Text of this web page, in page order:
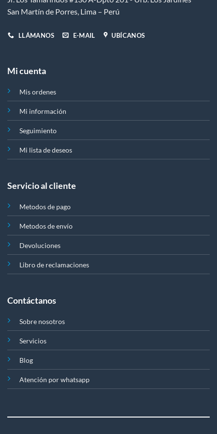
San Martín de Porres, Lima – Perú
LLÁMANOS E-MAIL UBÍCANOS
Mi cuenta
Mis ordenes
Mi información
Seguimiento
Mi lista de deseos
Servicio al cliente
Metodos de pago
Metodos de envío
Devoluciones
Libro de reclamaciones
Contáctanos
Sobre nosotros
Servicios
Blog
Atención por whatsapp